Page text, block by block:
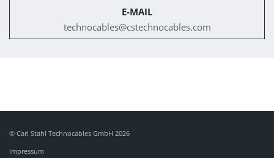
E-MAIL
technocables@cstechnocables.com
© Carl Stahl Technocables GmbH 2026
Impressum